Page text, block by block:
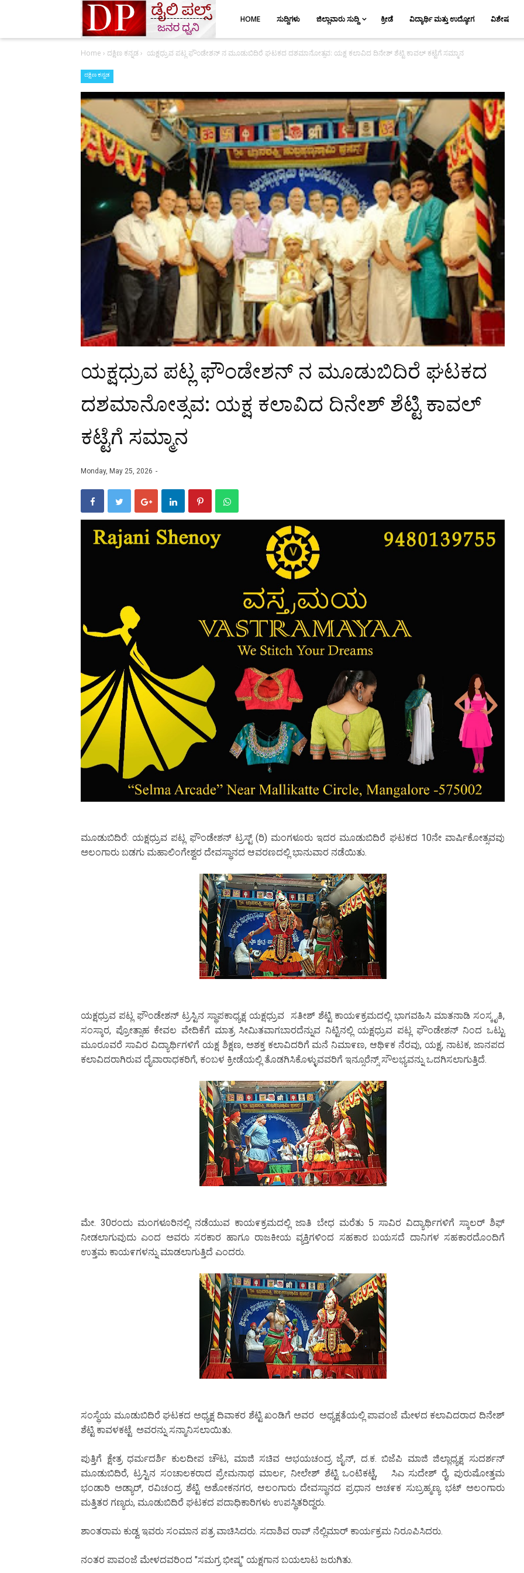
HOME ಸುದ್ದಿಗಳು ಜಿಲ್ಲಾವಾರು ಸುದ್ದಿ ಕ್ರೀಡೆ ವಿದ್ಯಾರ್ಥಿ ಮತ್ತು ಉದ್ಯೋಗ ವಿಶೇಷ
Home › ದಕ್ಷಿಣ ಕನ್ನಡ› ಯಕ್ಷಧ್ರುವ ಪಟ್ಲ ಫೌಂಡೇಶನ್ ನ ಮೂಡುಬಿದಿರೆ ಘಟಕದ ದಶಮಾನೋತ್ಸವ: ಯಕ್ಷ ಕಲಾವಿದ ದಿನೇಶ್ ಶೆಟ್ಟಿ ಕಾವಲ್ ಕಟ್ಟೆಗೆ ಸಮ್ಮಾನ
ದಕ್ಷಿಣ ಕನ್ನಡ
ಯಕ್ಷಧ್ರುವ ಪಟ್ಲ ಫೌಂಡೇಶನ್ ನ ಮೂಡುಬಿದಿರೆ ಘಟಕದ
ದಶಮಾನೋತ್ಸವ: ಯಕ್ಷ ಕಲಾವಿದ ದಿನೇಶ್ ಶೆಟ್ಟಿ ಕಾವಲ್
ಕಟ್ಟೆಗೆ ಸಮ್ಮಾನ
Monday, May 25, 2026
ಮೂಡುಬಿದಿರೆ: ಯಕ್ಷಧ್ರುವ ಪಟ್ಲ ಫೌಂಡೇಶನ್ ಟ್ರಸ್ಟ್ (ರಿ) ಮಂಗಳೂರು ಇದರ ಮೂಡುಬಿದಿರೆ ಘಟಕದ 10ನೇ ವಾರ್ಷಿಕೋತ್ಸವವು
ಅಲಂಗಾರು ಬಡಗು ಮಹಾಲಿಂಗೇಶ್ವರ ದೇವಸ್ಥಾನದ ಆವರಣದಲ್ಲಿ ಭಾನುವಾರ ನಡೆಯಿತು.
ಯಕ್ಷಧ್ರುವ ಪಟ್ಲ ಫೌಂಡೇಶನ್ ಟ್ರಸ್ಟಿನ ಸ್ಥಾಪಕಾಧ್ಯಕ್ಷ ಯಕ್ಷಧ್ರುವ ಸತೀಶ್ ಶೆಟ್ಟಿ ಕಾಯ೯ಕ್ರಮದಲ್ಲಿ ಭಾಗವಹಿಸಿ ಮಾತನಾಡಿ ಸಂಸ್ಕೃತಿ,
ಸಂಸ್ಕಾರ, ಪ್ರೋತ್ಸಾಹ ಕೇವಲ ವೇದಿಕೆಗೆ ಮಾತ್ರ ಸೀಮಿತವಾಗಬಾರದೆನ್ನುವ ನಿಟ್ಟಿನಲ್ಲಿ ಯಕ್ಷಧ್ರುವ ಪಟ್ಲ ಫೌಂಡೇಶನ್ ನಿಂದ ಒಟ್ಟು
ಮೂರೂವರೆ ಸಾವಿರ ವಿದ್ಯಾರ್ಥಿಗಳಿಗೆ ಯಕ್ಷ ಶಿಕ್ಷಣ, ಅಶಕ್ತ ಕಲಾವಿದರಿಗೆ ಮನೆ ನಿಮಾ೯ಣ, ಆಥಿ೯ಕ ನೆರವು, ಯಕ್ಷ, ನಾಟಕ, ಜಾನಪದ
ಕಲಾವಿದರಾಗಿರುವ ದೈವಾರಾಧಕರಿಗೆ, ಕಂಬಳ ಕ್ರೀಡೆಯಲ್ಲಿ ತೊಡಗಿಸಿಕೊಳ್ಳುವವರಿಗೆ ಇನ್ಸೂರೆನ್ಸ್ ಸೌಲಭ್ಯವನ್ನು ಒದಗಿಸಲಾಗುತ್ತಿದೆ.
ಮೇ. 30ರಂದು ಮಂಗಳೂರಿನಲ್ಲಿ ನಡೆಯುವ ಕಾಯ೯ಕ್ರಮದಲ್ಲಿ ಜಾತಿ ಬೇಧ ಮರೆತು 5 ಸಾವಿರ ವಿದ್ಯಾರ್ಥಿಗಳಿಗೆ ಸ್ಕಾಲರ್ ಶಿಫ್
ನೀಡಲಾಗುವುದು ಎಂದ ಅವರು ಸರಕಾರ ಹಾಗೂ ರಾಜಕೀಯ ವ್ಯಕ್ತಿಗಳಿಂದ ಸಹಕಾರ ಬಯಸದೆ ದಾನಿಗಳ ಸಹಕಾರದೊಂದಿಗೆ
ಉತ್ತಮ ಕಾಯ೯ಗಳನ್ನು ಮಾಡಲಾಗುತ್ತಿದೆ ಎಂದರು.
ಸಂಸ್ಥೆಯ ಮೂಡುಬಿದಿರೆ ಘಟಕದ ಅಧ್ಯಕ್ಷ ದಿವಾಕರ ಶೆಟ್ಟಿ ಖಂಡಿಗೆ ಅವರ ಅಧ್ಯಕ್ಷತೆಯಲ್ಲಿ ಪಾವಂಜೆ ಮೇಳದ ಕಲಾವಿದರಾದ ದಿನೇಶ್
ಶೆಟ್ಟಿ ಕಾವಳಕಟ್ಟೆ ಅವರನ್ನು ಸನ್ಮಾನಿಸಲಾಯಿತು.
ಪುತ್ತಿಗೆ ಕ್ಷೇತ್ರ ಧರ್ಮದರ್ಶಿ ಕುಲದೀಪ ಚೌಟ, ಮಾಜಿ ಸಚಿವ ಅಭಯಚಂದ್ರ ಜೈನ್, ದ.ಕ. ಬಿಜೆಪಿ ಮಾಜಿ ಜಿಲ್ಲಾಧ್ಯಕ್ಷ ಸುದರ್ಶನ್
ಮೂಡುಬಿದಿರೆ, ಟ್ರಸ್ಟಿನ ಸಂಚಾಲಕರಾದ ಪ್ರೇಮನಾಥ ಮಾರ್ಲ, ನೀಲೇಶ್ ಶೆಟ್ಟಿ ಒಂಟಿಕಟ್ಟೆ, ಸಿಎ ಸುದೇಶ್ ರೈ, ಪುರುಷೋತ್ತಮ
ಭಂಡಾರಿ ಅಡ್ಯಾರ್, ರವಿಚಂದ್ರ ಶೆಟ್ಟಿ ಅಶೋಕನಗರ, ಆಲಂಗಾರು ದೇವಸ್ಥಾನದ ಪ್ರಧಾನ ಅಚ೯ಕ ಸುಬ್ರಹ್ಮಣ್ಯ ಭಟ್ ಅಲಂಗಾರು
ಮತ್ತಿತರ ಗಣ್ಯರು, ಮೂಡುಬಿದಿರೆ ಘಟಕದ ಪದಾಧಿಕಾರಿಗಳು ಉಪಸ್ಥಿತರಿದ್ದರು.
ಶಾಂತರಾಮ ಕುಡ್ವ ಇವರು ಸಂಮಾನ ಪತ್ರ ವಾಚಿಸಿದರು. ಸದಾಶಿವ ರಾವ್ ನೆಲ್ಲಿಮಾರ್ ಕಾರ್ಯಕ್ರಮ ನಿರೂಪಿಸಿದರು.
ನಂತರ ಪಾವಂಜೆ ಮೇಳದವರಿಂದ "ಸಮಗ್ರ ಭೀಷ್ಮ" ಯಕ್ಷಗಾನ ಬಯಲಾಟ ಜರುಗಿತು.